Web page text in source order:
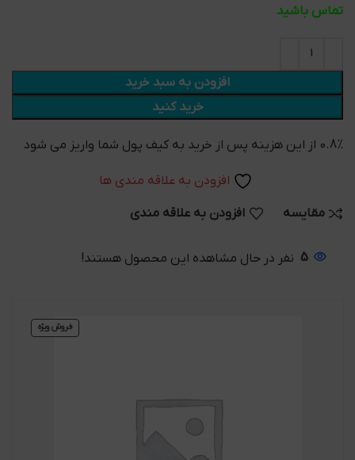
تماس باشید
افزودن به سبد خرید
خرید کنید
0.8% از این هزینه پس از خرید به کیف پول شما واریز می شود
افزودن به علاقه مندی ها
مقایسه افزودن به علاقه مندی
5 نفر در حال مشاهده این محصول هستند!
فروش ویژه